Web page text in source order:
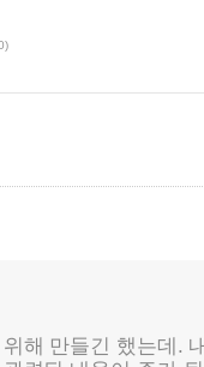
해 만들긴 했는데.